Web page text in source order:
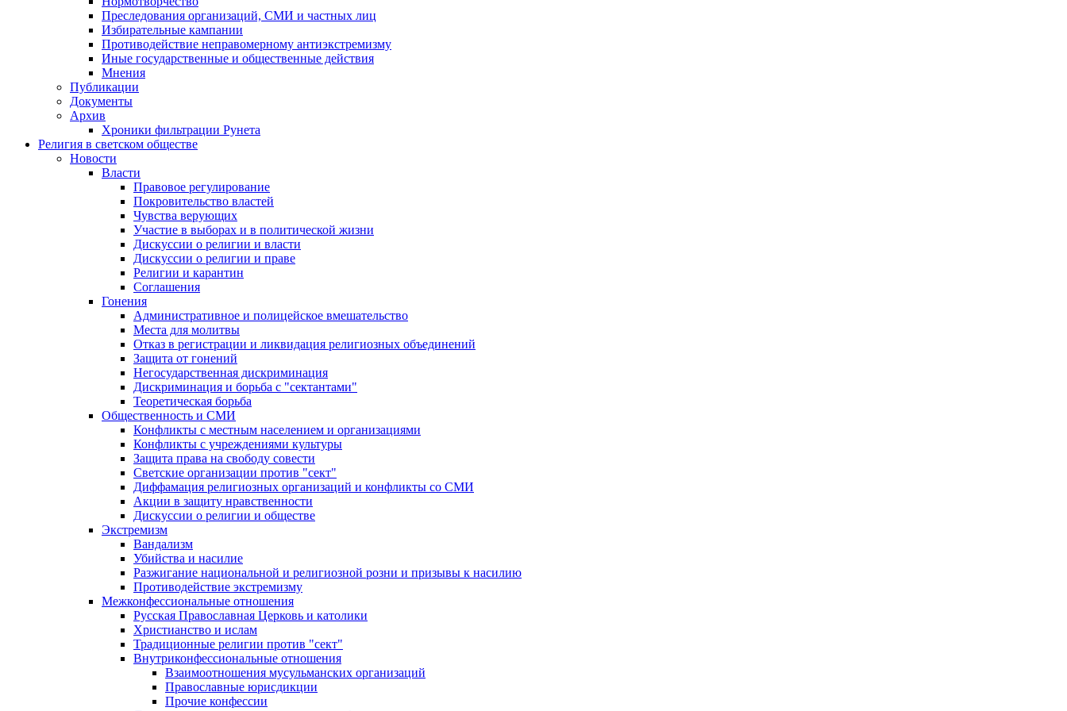
Преследования организаций, СМИ и частных лиц
Избирательные кампании
Противодействие неправомерному антиэкстремизму
Иные государственные и общественные действия
Мнения
Публикации
Документы
Архив
Хроники фильтрации Рунета
Религия в светском обществе
Новости
Власти
Правовое регулирование
Покровительство властей
Чувства верующих
Участие в выборах и в политической жизни
Дискуссии о религии и власти
Дискуссии о религии и праве
Религии и карантин
Соглашения
Гонения
Административное и полицейское вмешательство
Места для молитвы
Отказ в регистрации и ликвидация религиозных объединений
Защита от гонений
Негосударственная дискриминация
Дискриминация и борьба с "сектантами"
Теоретическая борьба
Общественность и СМИ
Конфликты с местным населением и организациями
Конфликты с учреждениями культуры
Защита права на свободу совести
Светские организации против "сект"
Диффамация религиозных организаций и конфликты со СМИ
Акции в защиту нравственности
Дискуссии о религии и обществе
Экстремизм
Вандализм
Убийства и насилие
Разжигание национальной и религиозной розни и призывы к насилию
Противодействие экстремизму
Межконфессиональные отношения
Русская Православная Церковь и католики
Христианство и ислам
Традиционные религии против "сект"
Внутриконфессиональные отношения
Взаимоотношения мусульманских организаций
Православные юрисдикции
Прочие конфессии